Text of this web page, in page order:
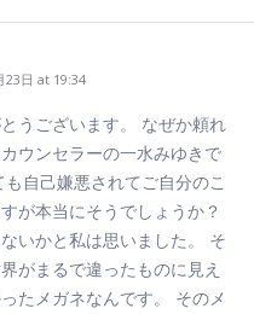
日 at 19:34
うございます。 なぜか頼れ
ウンセラーの一水みゆきで
自己嫌悪されてご自分のこ
が本当にそうでしょうか？
いかと私は思いました。 そ
がまるで違ったものに見え
たメガネなんです。 そのメ